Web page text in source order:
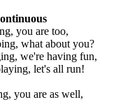
you are too,
what about you?
we're having fun,
let's all run!
you are as well,